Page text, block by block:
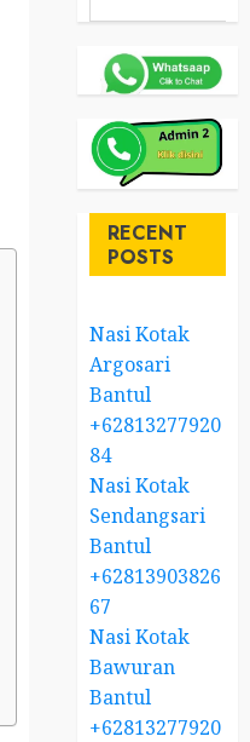
RECENT
POSTS
Nasi Kotak
Argosari
Bantul
+62813277920
84
Nasi Kotak
Sendangsari
Bantul
+62813903826
67
Nasi Kotak
Bawuran
Bantul
+62813277920